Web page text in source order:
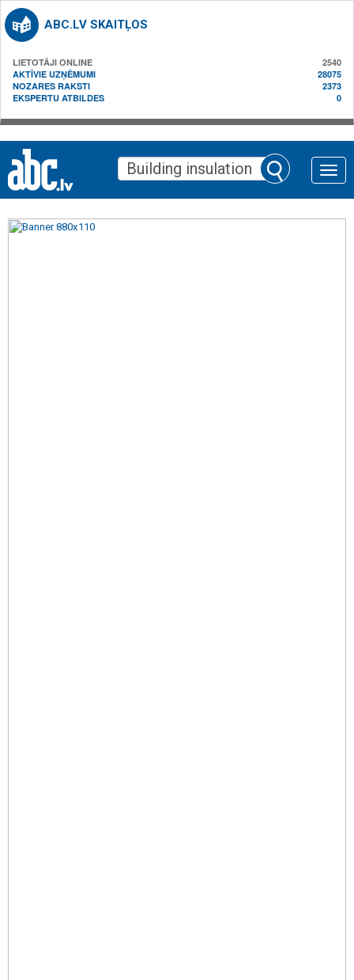
ABC.LV SKAITĻOS
LIETOTĀJI ONLINE
2540
AKTĪVIE UZŅĒMUMI
28075
NOZARES RAKSTI
2373
EKSPERTU ATBILDES
0
Toggle